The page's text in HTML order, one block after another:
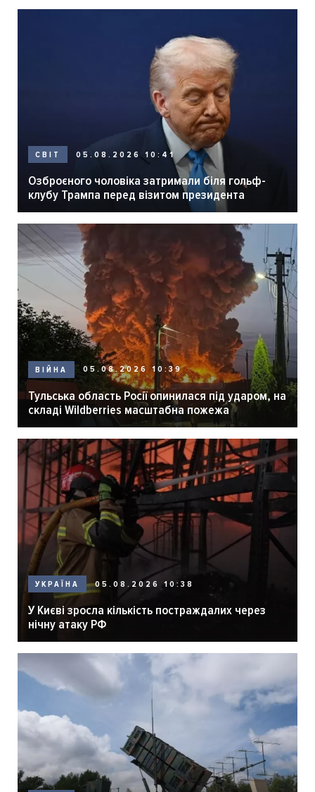
СВІТ 05.08.2026 10:41
Озброєного чоловіка затримали біля гольф-
клубу Трампа перед візитом президента
ВІЙНА 05.08.2026 10:39
Тульська область Росії опинилася під ударом, на
складі Wildberries масштабна пожежа
УКРАЇНА 05.08.2026 10:38
У Києві зросла кількість постраждалих через
нічну атаку РФ